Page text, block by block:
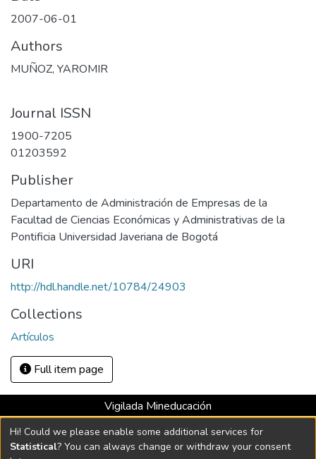
2007-06-01
Authors
MUÑOZ, YAROMIR
Journal ISSN
1900-7205
01203592
Publisher
Departamento de Administración de Empresas de la
Facultad de Ciencias Económicas y Administrativas de la
Pontificia Universidad Javeriana de Bogotá
URI
http://hdl.handle.net/10784/24903
Collections
Artículos
Full item page
Vigilada Mineducación
Universidad con Acreditación Institucional hasta 2026 -
Resolución MEN 2158 de 2018
Hi! Could we please enable some additional services for
Statistical? You can always change or withdraw your consent